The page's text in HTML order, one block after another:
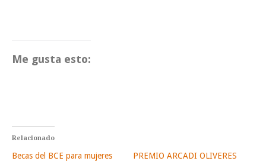
Me gusta esto:
Relacionado
Becas del BCE para mujeres
PREMIO ARCADI OLIVERES